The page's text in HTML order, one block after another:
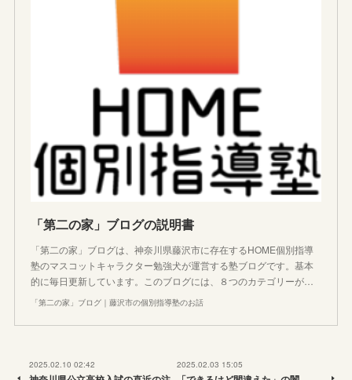
「第二の家」ブログの説明書
「第二の家」ブログは、神奈川県藤沢市に存在するHOME個別指導
塾のマスコットキャラクター勉強犬が運営する塾ブログです。基本
的に毎日更新しています。このブログには、８つのカテゴリーが…
「第二の家」ブログ｜藤沢市の個別指導塾のお話
2025.02.10 02:42 2025.02.03 15:05